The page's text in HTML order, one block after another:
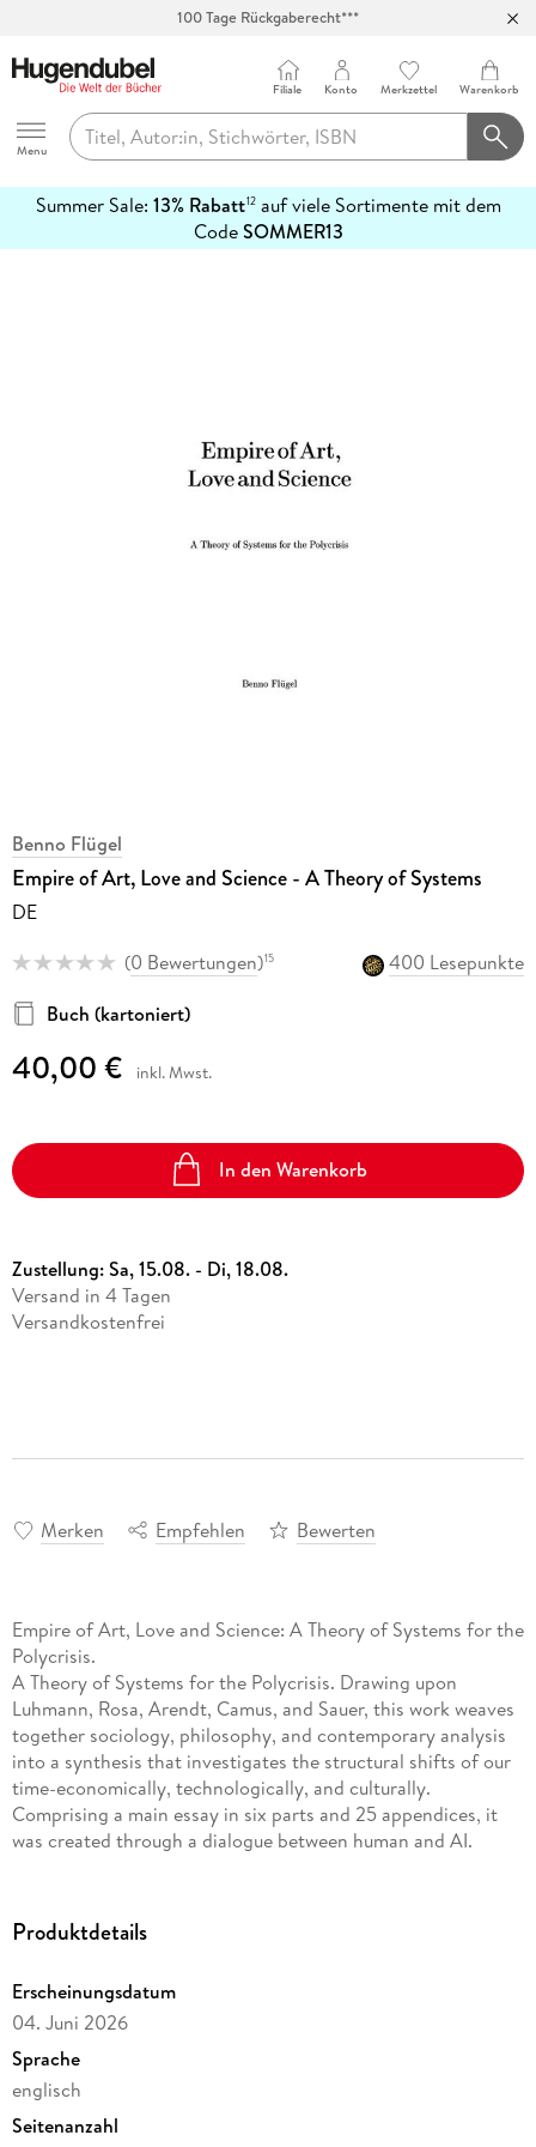
100 Tage Rückgaberecht***
Hugendubel
Menu
Filiale Konto Merkzettel Warenkorb
Summer Sale: 13% Rabatt12auf viele Sortimente mit dem
CodeSOMMER13
erfahren
Benno Flügel
Empire of Art, Love and Science - A Theory of Systems
DE
(0 Bewertungen)15
400 Lesepunkte
Buch (kartoniert)
40,00 € inkl. Mwst.
In den Warenkorb
Zustellung:Sa, 15.08. - Di, 18.08.
Versand in 4 Tagen
Versandkostenfrei
Merken Empfehlen Bewerten
Empire of Art, Love and Science: A Theory of Systems for the
Polycrisis.
A Theory of Systems for the Polycrisis. Drawing upon
Luhmann, Rosa, Arendt, Camus, and Sauer, this work weaves
together sociology, philosophy, and contemporary analysis
into a synthesis that investigates the structural shifts of our
time-economically, technologically, and culturally.
Comprising a main essay in six parts and 25 appendices, it
was created through a dialogue between human and AI.
Produktdetails
Erscheinungsdatum
04. Juni 2026
Sprache
englisch
Seitenanzahl